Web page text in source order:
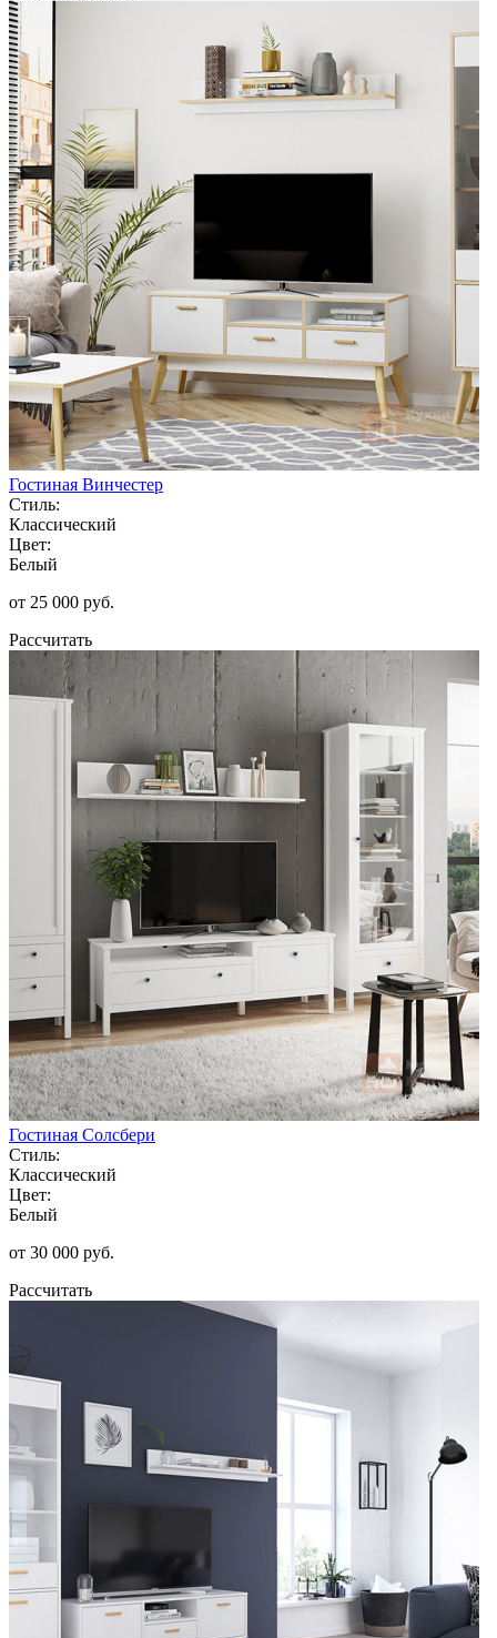
Гостиная Винчестер
Стиль:
Классический
Цвет:
Белый
от 25 000 руб.
Рассчитать
Гостиная Солсбери
Стиль:
Классический
Цвет:
Белый
от 30 000 руб.
Рассчитать